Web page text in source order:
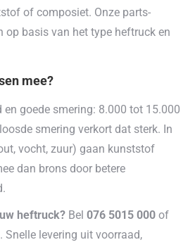
of composiet. Onze parts-
op basis van het type heftruck en
mee?
en goede smering: 8.000 tot 15.000
smering verkort dat sterk. In
vocht, zuur) gaan kunststof
dan brons door betere
heftruck? Bel 076 5015 000 of
Snelle levering uit voorraad,